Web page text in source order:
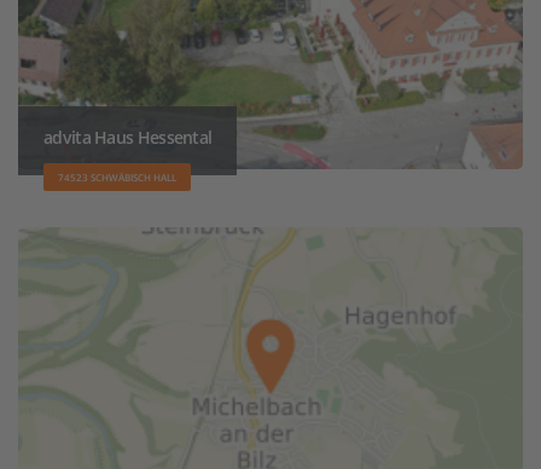
advita Haus Hessental
74523 SCHWÄBISCH HALL